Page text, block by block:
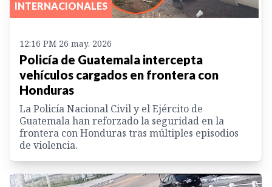
INTERNACIONALES
12:16 PM 26 may. 2026
Policía de Guatemala intercepta
vehículos cargados en frontera con
Honduras
La Policía Nacional Civil y el Ejército de
Guatemala han reforzado la seguridad en la
frontera con Honduras tras múltiples episodios
de violencia.